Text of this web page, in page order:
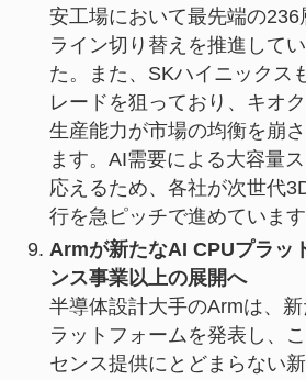
安工場において最先端の236
ライン切り替えを推進して
た。また、SKハイニックス
レードを狙っており、キオ
生産能力が市場の均衡を崩
ます。AI需要による大容量
応えるため、各社が次世代
行を急ピッチで進めています
Armが新たなAI CPUプラッ
ンス事業以上の展開へ
半導体設計大手のArmは、
ラットフォームを発表し、
センス提供にとどまらない